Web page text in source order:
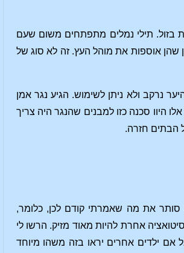
בזול. תילי נמלים מתפתחים משום שעם
שהן אוספות את מוהל העץ. זה לא סוג של
נרקב ולא ניתן לשימוש. הגיע נגר אמן
היוו סכנה כזו למבנים שהנגר היה צריך
הבתים חזרה.
סותר את מה שאמרתי קודם לכן, כלומר,
אחרת להיות מאוד מזיק. הרשו לי
אם ילדים אחרים יראו בזה משהו מיוחד